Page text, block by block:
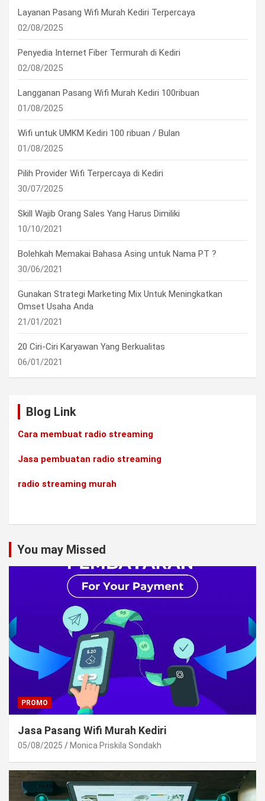
Layanan Pasang Wifi Murah Kediri Terpercaya
02/08/2025
Penyedia Internet Fiber Termurah di Kediri
02/08/2025
Langganan Pasang Wifi Murah Kediri 100ribuan
01/08/2025
Wifi untuk UMKM Kediri 100 ribuan / Bulan
01/08/2025
Pilih Provider Wifi Terpercaya di Kediri
30/07/2025
Skill Wajib Orang Sales Yang Harus Dimiliki
10/10/2021
Bolehkah Memakai Bahasa Asing untuk Nama PT ?
30/06/2021
Gunakan Strategi Marketing Mix Untuk Meningkatkan
Omset Usaha Anda
21/01/2021
20 Ciri-Ciri Karyawan Yang Berkualitas
06/01/2021
Blog Link
Cara membuat radio streaming
Jasa pembuatan radio streaming
radio streaming murah
You may Missed
PROMO
Jasa Pasang Wifi Murah Kediri
05/08/2025 Monica Priskila Sondakh